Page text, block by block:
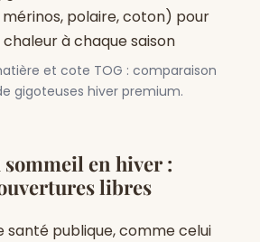
et cote TOG : comparaison
gigoteuses hiver premium.
en hiver :
libres
santé publique, comme celui